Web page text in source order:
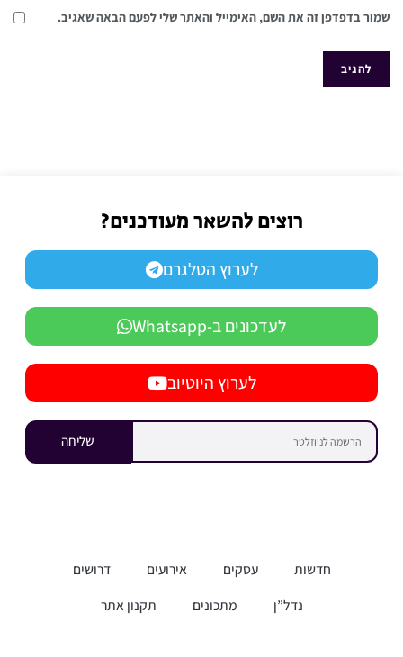
שמור בדפדפן זה את השם, האימייל והאתר שלי לפעם הבאה שאגיב.
רוצים להשאר מעודכנים?
לערוץ הטלגרם
לעדכונים ב-Whatsapp
לערוץ היוטיוב
שליחה
חדשות עסקים אירועים
דרושים
נדל”ן
מתכונים תקנון אתר